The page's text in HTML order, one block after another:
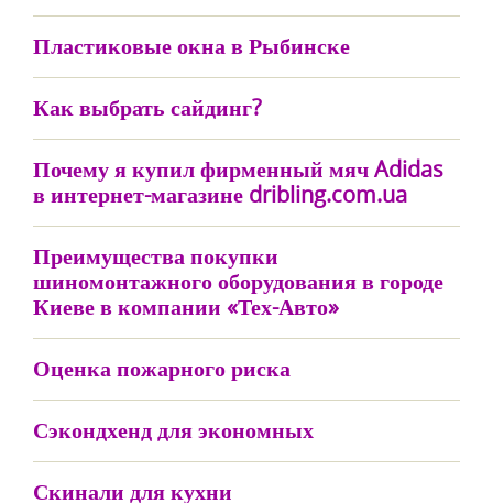
Пластиковые окна в Рыбинске
Как выбрать сайдинг?
Почему я купил фирменный мяч Adidas
в интернет-магазине dribling.com.ua
Преимущества покупки
шиномонтажного оборудования в городе
Киеве в компании «Тех-Авто»
Оценка пожарного риска
Сэкондхенд для экономных
Скинали для кухни